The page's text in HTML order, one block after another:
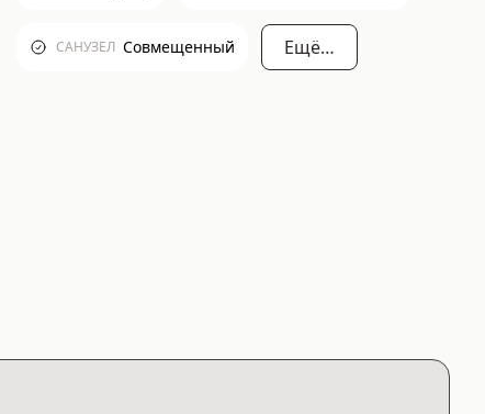
САНУЗЕЛ Совмещенный Ещё…